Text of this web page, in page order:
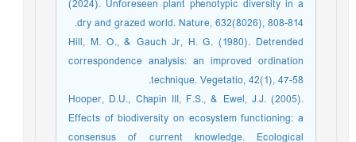
(2024). Unforeseen plant phenotypic diversity in a
dry and grazed world. Nature, 632(8026), 808-814.
Hill, M. O., & Gauch Jr, H. G. (1980). Detrended
correspondence analysis: an improved ordination
technique. Vegetatio, 42(1), 47-58.
Hooper, D.U., Chapin III, F.S., & Ewel, J.J. (2005).
Effects of biodiversity on ecosystem functioning: a
consensus of current knowledge. Ecological